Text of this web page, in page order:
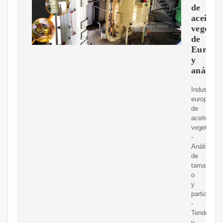
de
aceite
vegetal
de
Europa
y
análisis
Industria
europea
de
aceites
vegetales
-
Análisis
de
tama?
o
y
-